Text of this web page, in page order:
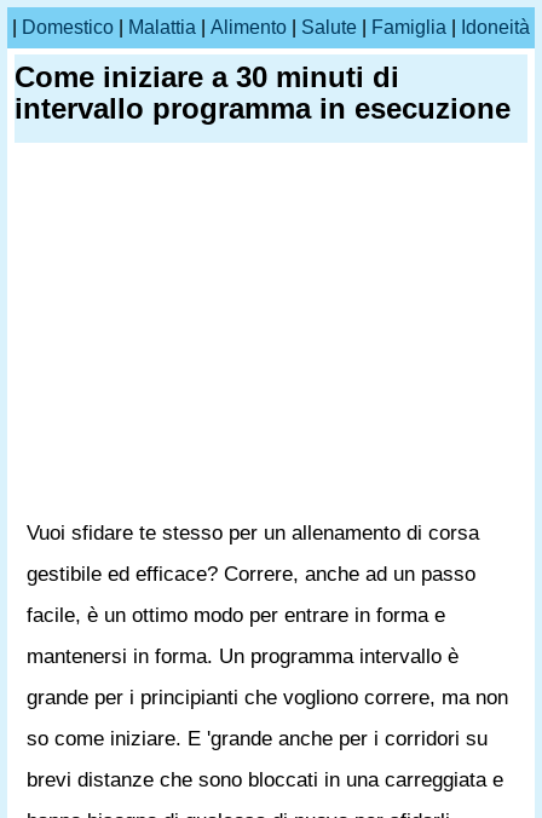
Domestico Malattia Alimento Salute Famiglia Idoneità
Come iniziare a 30 minuti di
intervallo programma in esecuzione
Vuoi sfidare te stesso per un allenamento di corsa
gestibile ed efficace? Correre, anche ad un passo
facile, è un ottimo modo per entrare in forma e
mantenersi in forma. Un programma intervallo è
grande per i principianti che vogliono correre, ma non
so come iniziare. E 'grande anche per i corridori su
brevi distanze che sono bloccati in una carreggiata e